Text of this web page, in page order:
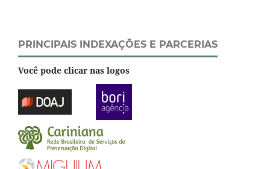
PRINCIPAIS INDEXAÇÕES E PARCERIAS
Você pode clicar nas logos